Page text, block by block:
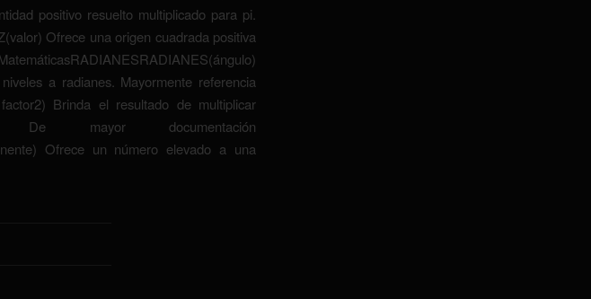
positivo resuelto multiplicado para pi.
Ofrece una origen cuadrada positiva
a radianes. Mayormente referencia
Brinda el resultado de multiplicar
mayor documentación
Ofrece un número elevado a una